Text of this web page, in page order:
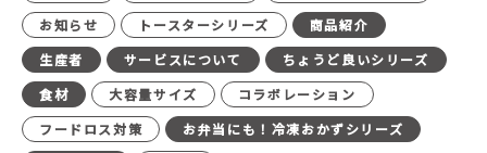
お知らせ
トースターシリーズ
商品紹介
生産者
サービスについて
ちょうど良いシリーズ
食材
大容量サイズ
コラボレーション
フードロス対策
お弁当にも！冷凍おかずシリーズ